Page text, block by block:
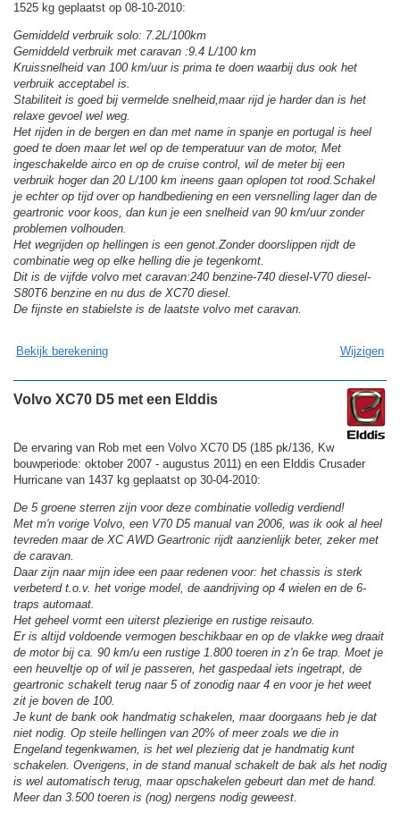
1525 kg geplaatst op 08-10-2010:
Gemiddeld verbruik solo: 7.2L/100km
Gemiddeld verbruik met caravan :9.4 L/100 km
Kruissnelheid van 100 km/uur is prima te doen waarbij dus ook het
verbruik acceptabel is.
Stabiliteit is goed bij vermelde snelheid,maar rijd je harder dan is het
relaxe gevoel wel weg.
Het rijden in de bergen en dan met name in spanje en portugal is heel
goed te doen maar let wel op de temperatuur van de motor, Met
ingeschakelde airco en op de cruise control, wil de meter bij een
verbruik hoger dan 20 L/100 km ineens gaan oplopen tot rood.Schakel
je echter op tijd over op handbediening en een versnelling lager dan de
geartronic voor koos, dan kun je een snelheid van 90 km/uur zonder
problemen volhouden.
Het wegrijden op hellingen is een genot.Zonder doorslippen rijdt de
combinatie weg op elke helling die je tegenkomt.
Dit is de vijfde volvo met caravan:240 benzine-740 diesel-V70 diesel-
S80T6 benzine en nu dus de XC70 diesel.
De fijnste en stabielste is de laatste volvo met caravan.
Bekijk berekening Wijzigen
Volvo XC70 D5 met een Elddis
De ervaring van Rob met een Volvo XC70 D5 (185 pk/136, Kw
bouwperiode: oktober 2007 - augustus 2011) en een Elddis Crusader
Hurricane van 1437 kg geplaatst op 30-04-2010:
De 5 groene sterren zijn voor deze combinatie volledig verdiend!
Met m'n vorige Volvo, een V70 D5 manual van 2006, was ik ook al heel
tevreden maar de XC AWD Geartronic rijdt aanzienlijk beter, zeker met
de caravan.
Daar zijn naar mijn idee een paar redenen voor: het chassis is sterk
verbeterd t.o.v. het vorige model, de aandrijving op 4 wielen en de 6-
traps automaat.
Het geheel vormt een uiterst plezierige en rustige reisauto.
Er is altijd voldoende vermogen beschikbaar en op de vlakke weg draait
de motor bij ca. 90 km/u een rustige 1.800 toeren in z'n 6e trap. Moet je
een heuveltje op of wil je passeren, het gaspedaal iets ingetrapt, de
geartronic schakelt terug naar 5 of zonodig naar 4 en voor je het weet
zit je boven de 100.
Je kunt de bank ook handmatig schakelen, maar doorgaans heb je dat
niet nodig. Op steile hellingen van 20% of meer zoals we die in
Engeland tegenkwamen, is het wel plezierig dat je handmatig kunt
schakelen. Overigens, in de stand manual schakelt de bak als het nodig
is wel automatisch terug, maar opschakelen gebeurt dan met de hand.
Meer dan 3.500 toeren is (nog) nergens nodig geweest.